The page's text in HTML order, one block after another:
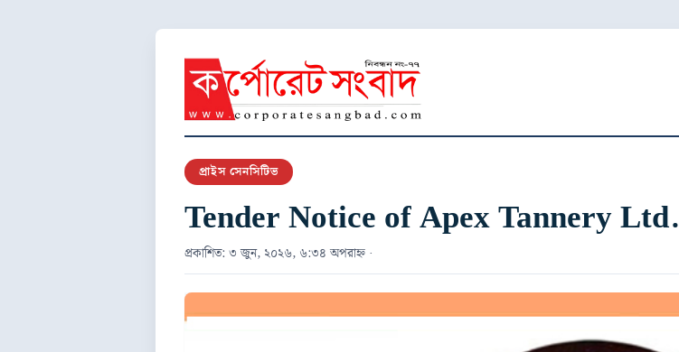
প্রাইস সেনসিটিভ
Tender Notice of Apex Tannery Ltd.
প্রকাশিত: ৩ জুন, ২০২৬, ৬:৩৪ অপরাহ্ন ·